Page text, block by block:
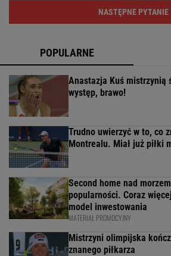
NASTĘPNE PYTANIE
POPULARNE
Anastazja Kuś mistrzynią
występ, brawo!
Trudno uwierzyć w to, co
Montrealu. Miał już piłki
Second home nad
popularności. Coraz
model inwestowania
MATERIAŁ PROMOCYJNY
Mistrzyni olimpijska
znanego piłkarza